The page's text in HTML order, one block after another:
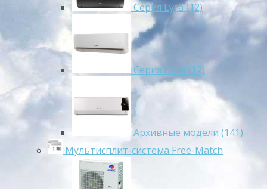
Серия Lyra (12)
Серия Bora (12)
Архивные модели (141)
Мультисплит-система Free-Match